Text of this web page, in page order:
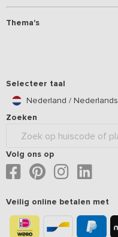
Thema's
Selecteer taal
Nederland / Nederlands
Zoeken
Volg ons op
Veilig online betalen met